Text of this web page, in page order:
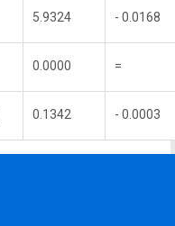
5.9324 - 0.0168
0.0000 =
0.1342 - 0.0003